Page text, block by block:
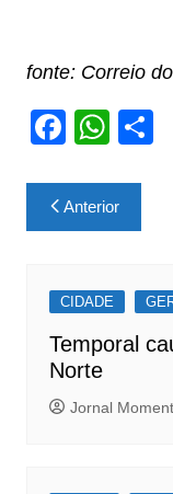
fonte: Correio
F
c
e
o
o
k
W
at
s
p
p
S
Navegação
de
Anterior
CIDADE
Temporal
Norte
Jornal